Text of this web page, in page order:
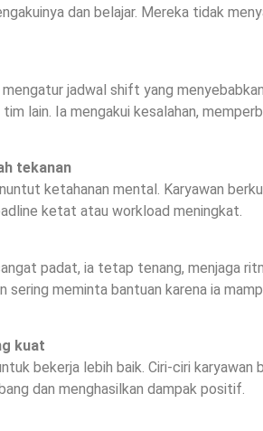
dan belajar. Mereka tidak
jadwal shift yang
lain. Ia mengakui kesalahan,
tekanan
ketahanan mental. Karyawan
ketat atau workload meningkat.
padat, ia tetap tenang, menjaga
meminta bantuan karena ia
kuat
bekerja lebih baik. Ciri-ciri karyawan
dan menghasilkan dampak positif.